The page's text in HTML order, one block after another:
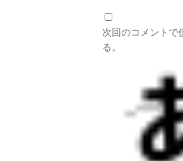
次回のコメントで
る。